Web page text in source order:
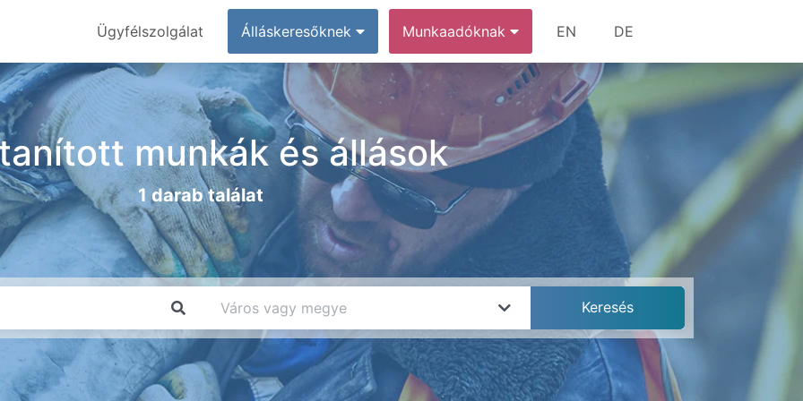
Ügyfélszolgálat Álláskeresőknek Munkaadóknak EN DE
munkák és állások
1 darab találat